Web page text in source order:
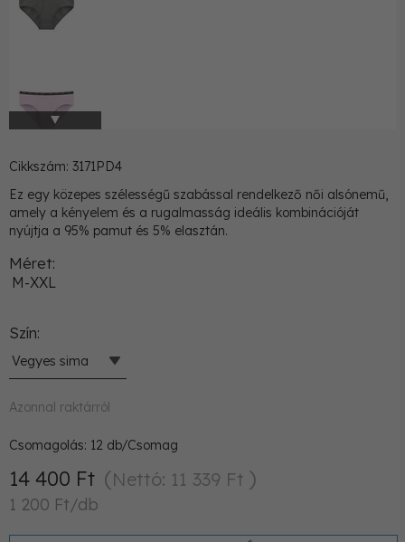
Cikkszám: 3171PD4
Ez egy közepes szélességű szabással rendelkező női alsónemű,
amely a kényelem és a rugalmasság ideális kombinációját
nyújtja a 95% pamut és 5% elasztán.
Méret
M-XXL
Szín
Vegyes sima
Azonnal raktárról
Csomagolás: 12 db/Csomag
14 400 Ft Nettó: 11 339 Ft
1 200 Ft/db